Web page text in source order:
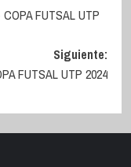
FUTSAL UTP
Siguiente:
FUTSAL UTP 2024